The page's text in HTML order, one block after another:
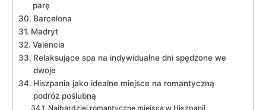
parę
Barcelona
Madryt
Valencia
Relaksujące spa na indywidualne‌ dni spędzone we
dwoje
Hiszpania jako idealne miejsce na ​romantyczną
podróż poślubną
Najbardziej romantyczne miejsca w Hiszpanii